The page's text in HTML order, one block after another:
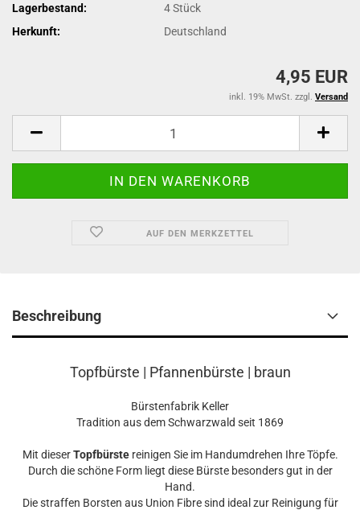
Lagerbestand: 4Stück
Herkunft:
Deutschland
4,95 EUR
inkl. 19% MwSt. zzgl. Versand
AUF DEN MERKZETTEL
Beschreibung
Topfbürste | Pfannenbürste | braun
Bürstenfabrik Keller
Tradition aus dem Schwarzwald seit 1869
Mit dieserTopfbürstereinigen Sie im Handumdrehen Ihre Töpfe.
Durch die schöne Form liegt diese Bürste besonders gut in der
Hand.
Die straffen Borsten aus Union Fibre sind ideal zur Reinigung für